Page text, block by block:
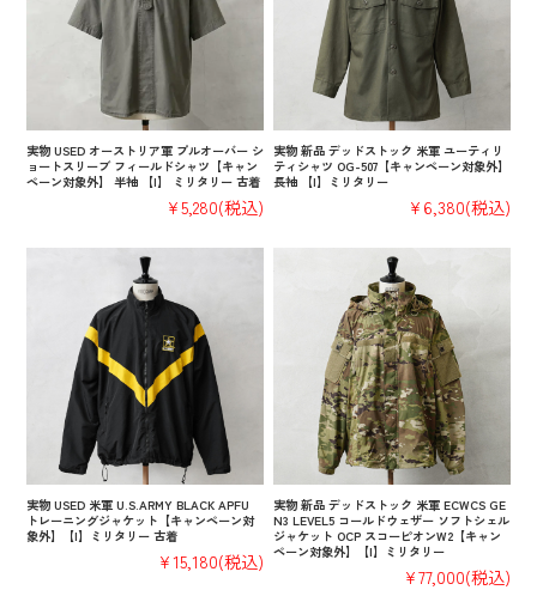
実物 USED オーストリア軍 プルオーバー シ
ョートスリーブ フィールドシャツ【キャン
ペーン対象外】 半袖 【I】 ミリタリー 古着
¥5,280(税込)
実物 新品 デッドストック 米軍 ユーティリ
ティシャツ OG-507【キャンペーン対象外】
長袖 【I】ミリタリー
¥6,380(税込)
実物 USED 米軍 U.S.ARMY BLACK APFU
トレーニングジャケット【キャンペーン対
象外】【I】ミリタリー 古着
¥15,180(税込)
実物 新品 デッドストック 米軍 ECWCS GE
N3 LEVEL5 コールドウェザー ソフトシェル
ジャケット OCP スコーピオンW2【キャン
ペーン対象外】【I】ミリタリー
¥77,000(税込)